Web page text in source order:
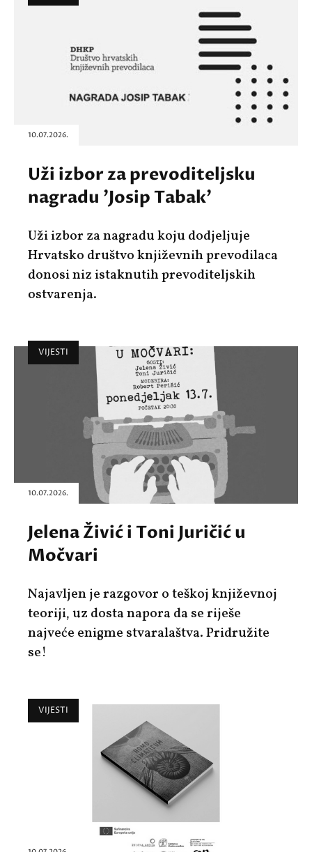
10.07.2026.
Uži izbor za prevoditeljsku
nagradu 'Josip Tabak'
Uži izbor za nagradu koju dodjeljuje
Hrvatsko društvo književnih prevodilaca
donosi niz istaknutih prevoditeljskih
ostvarenja.
VIJESTI
10.07.2026.
Jelena Živić i Toni Juričić u
Močvari
Najavljen je razgovor o teškoj književnoj
teoriji, uz dosta napora da se riješe
najveće enigme stvaralaštva. Pridružite
se!
VIJESTI